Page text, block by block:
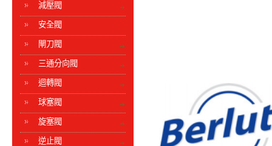
減壓閥
安全閥
閘刀閥
三通分向閥
迴轉閥
球塞閥
旋塞閥
逆止閥